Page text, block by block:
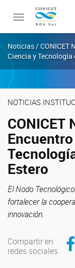
Toggle
navigation
Noticias / CONICET
Ciencia y
NOTICIAS
CONICET
Estero
El Nodo
fortalecer la
innovación.
Compartir en
redes sociales